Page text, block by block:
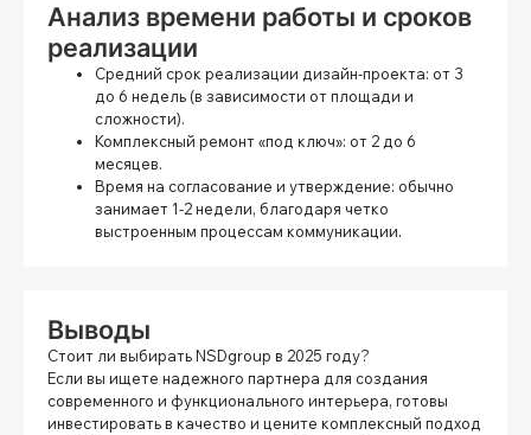
Анализ времени работы и сроков
реализации
Средний срок реализации дизайн-проекта: от 3
до 6 недель (в зависимости от площади и
сложности).
Комплексный ремонт «под ключ»: от 2 до 6
месяцев.
Время на согласование и утверждение: обычно
занимает 1-2 недели, благодаря четко
выстроенным процессам коммуникации.
Выводы
Стоит ли выбирать NSDgroup в 2025 году?
Если вы ищете надежного партнера для создания
современного и функционального интерьера, готовы
инвестировать в качество и цените комплексный подход